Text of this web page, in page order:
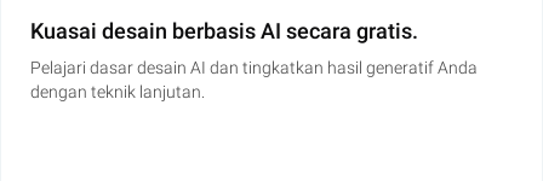
Kuasai desain berbasis AI secara gratis.
Pelajari dasar desain AI dan tingkatkan hasil generatif Anda
dengan teknik lanjutan.